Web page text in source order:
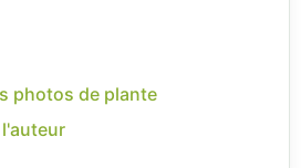
photos de plante